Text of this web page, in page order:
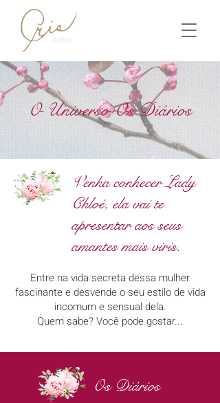
O Universo Os Diários
Venha conhecer Lady
Chloé, ela vai te
apresentar aos seus
amantes mais viris.
Entre na vida secreta dessa mulher
fascinante e desvende o seu estilo de vida
incomum e sensual dela.
Quem sabe? Você pode gostar...
Os Diários